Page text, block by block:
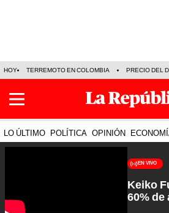
HOY TERREMOTO EN COLOMBIA PRECIO DEL
LO ÚLTIMO POLÍTICA OPINIÓN
EN VIVO
Keiko
60%